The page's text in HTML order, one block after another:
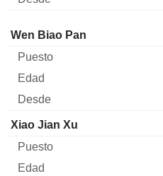
Administrador
Wen Biao Pan
Xiao Jian Xu